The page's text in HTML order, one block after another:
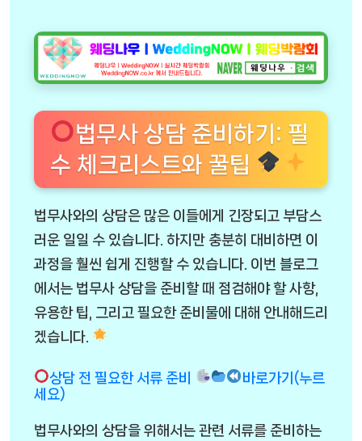
법무사 상담 준비하기: 필
수 체크리스트와 꿀팁
법무사와의 상담은 많은 이들에게 긴장되고 부담스
러운 일일 수 있습니다. 하지만 충분히 대비하면 이
과정을 훨씬 쉽게 진행할 수 있습니다. 이번 블로그
에서는 법무사 상담을 준비할 때 점검해야 할 사항,
유용한 팁, 그리고 필요한 준비물에 대해 안내해드리
겠습니다.
상담 전 필요한 서류 준비
바로가기(누르
세요)
법무사와의 상담을 위해서는 관련 서류를 준비하는